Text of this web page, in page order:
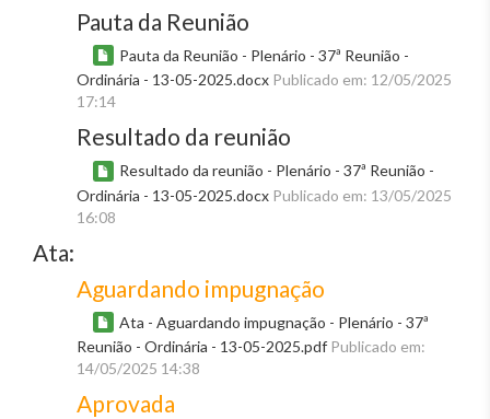
Pauta da Reunião
Pauta da Reunião - Plenário - 37ª Reunião -
Ordinária - 13-05-2025.docx Publicado em: 12/05/2025
17:14
Resultado da reunião
Resultado da reunião - Plenário - 37ª Reunião -
Ordinária - 13-05-2025.docx Publicado em: 13/05/2025
16:08
Ata:
Aguardando impugnação
Ata - Aguardando impugnação - Plenário - 37ª
Reunião - Ordinária - 13-05-2025.pdf Publicado em:
14/05/2025 14:38
Aprovada